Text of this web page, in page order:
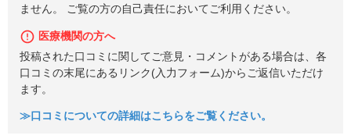
ません。 ご覧の方の自己責任においてご利用ください。
医療機関の方へ
投稿された口コミに関してご意見・コメントがある場合は、各
口コミの末尾にあるリンク(入力フォーム)からご返信いただけ
ます。
≫口コミについての詳細はこちらをご覧ください。